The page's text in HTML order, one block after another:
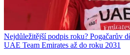
Nejdůležitější podpis roku? Pogačarův
UAE Team Emirates až do roku 2031